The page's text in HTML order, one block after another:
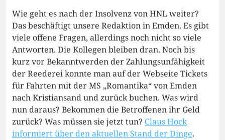
Wie geht es nach der Insolvenz von HNL weiter?
Das beschäftigt unsere Redaktion in Emden. Es gibt
viele offene Fragen, allerdings noch nicht so viele
Antworten. Die Kollegen bleiben dran. Noch bis
kurz vor Bekanntwerden der Zahlungsunfähigkeit
der Reederei konnte man auf der Webseite Tickets
für Fahrten mit der MS „Romantika“ von Emden
nach Kristiansand und zurück buchen. Was wird
nun daraus? Bekommen die Betroffenen ihr Geld
zurück? Was müssen sie jetzt tun? Claus Hock
informiert über den aktuellen Stand der Dinge.